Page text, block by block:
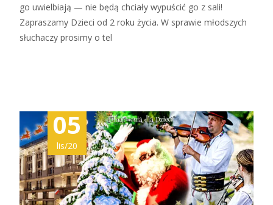
go uwielbiają — nie będą chciały wypuścić go z sali!
Zapraszamy Dzieci od 2 roku życia. W sprawie młodszych
słuchaczy prosimy o tel
05
lis/20